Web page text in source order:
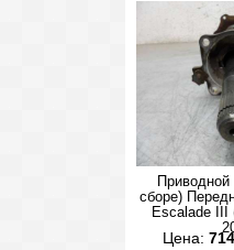
сборе)
Escalade III
Цена: